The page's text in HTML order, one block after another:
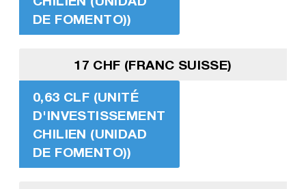
DE FOMENTO))
17 CHF (FRANC SUISSE)
0,63 CLF (UNITÉ
D'INVESTISSEMENT
CHILIEN (UNIDAD
DE FOMENTO))